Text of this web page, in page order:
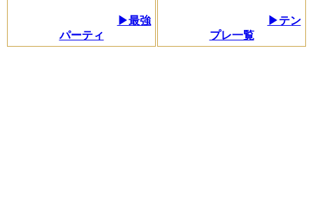
▶最強
パーティ
▶テン
プレ一覧